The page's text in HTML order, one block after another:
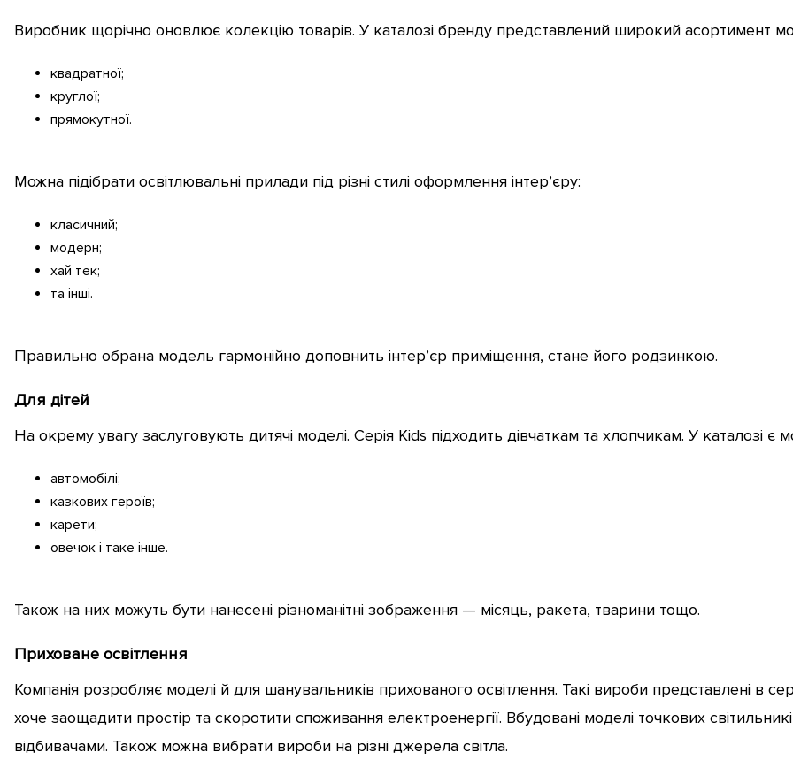
Виробник щорічно оновлює колекцію товарів. У каталозі бренду представлений широкий асортимент
квадратної;
круглої;
прямокутної.
Можна підібрати освітлювальні прилади під різні стилі оформлення інтер’єру:
класичний;
модерн;
хай тек;
та інші.
Правильно обрана модель гармонійно доповнить інтер’єр приміщення, стане його родзинкою.
Для дітей
На окрему увагу заслуговують дитячі моделі. Серія Kids підходить дівчаткам та хлопчикам. У каталозі є
автомобілі;
казкових героїв;
карети;
овечок і таке інше.
Також на них можуть бути нанесені різноманітні зображення — місяць, ракета, тварини тощо.
Приховане освітлення
Компанія розробляє моделі й для шанувальників прихованого освітлення. Такі вироби представлені в
хоче заощадити простір та скоротити споживання електроенергії. Вбудовані моделі точкових
відбивачами. Також можна вибрати вироби на різні джерела світла.